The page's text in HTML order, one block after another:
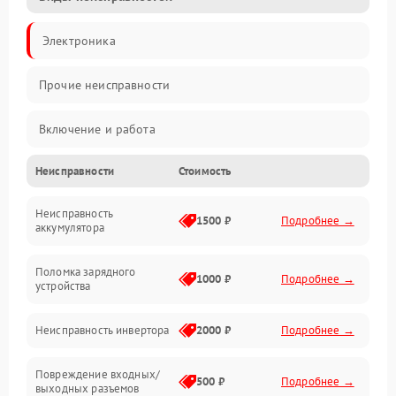
Электроника
Прочие неисправности
Включение и работа
Работа с нагрузкой
Звук и индикация
Неисправности Стоимость
Неисправность
аккумулятора
1500 ₽ Подробнее →
Поломка зарядного
устройства
1000 ₽ Подробнее →
Неисправность инвертора 2000 ₽ Подробнее →
Повреждение входных/
выходных разъемов
500 ₽ Подробнее →